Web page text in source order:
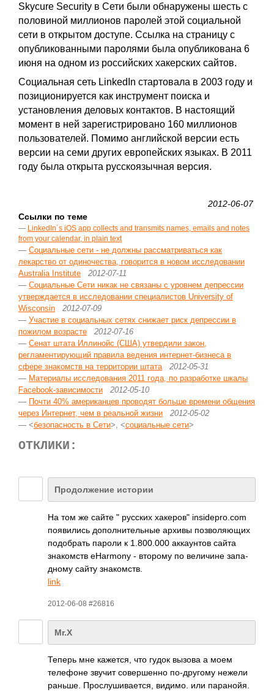
Skycure Security в Сети были обнаружены шесть с
половиной миллионов паролей этой социальной
сети в открытом доступе. Ссылка на страницу с
опубликованными паролями была опубликована 6
июня на одном из российских хакерских сайтов.
Социальная сеть LinkedIn стартовала в 2003 году и
позиционируется как инструмент поиска и
установления деловых контактов. В настоящий
момент в ней зарегистрировано 160 миллионов
пользователей. Помимо английской версии есть
версии на семи других европейских языках. В 2011
году была открыта русскоязычная версия.
2012-06-07
Ссылки по теме
—
LinkedIn´s iOS app collects and transmits names, emails and notes
from your calendar, in plain text
— Социальные сети - не должны рассматриваться как
лекарство от одиночества, говорится в новом исследовании
Australia Institute
2012-07-11
— Социальные Сети никак не связаны с уровнем депрессии
утверждается в исследовании специалистов University of
Wisconsin
2012-07-09
— Участие в социальных сетях снижает риск депрессии в
пожилом возрасте
2012-07-16
— Сенат штата Иллинойс (США) утвердили закон,
регламентирующий правила ведения интернет-бизнеса в
сфере знакомств на территории штата
2012-05-31
— Материалы исследования 2011 года, по разработке шкалы
Facebook-зависимости
2012-05-10
— Почти 40% американцев проводят больше времени общения
через Интернет, чем в реальной жизни
2012-05-02
— <безопасность в Сети>, <социальные сети>
ОТКЛИКИ:
Продолжение истории
На том же сайте " русских хакеров" insi­depr­o.com
появ­ились допо­лнит­ельные архивы позв­оляю­щих
подо­брать пароли к 1.80­0.000 акка­унтов сайта
знак­омств eHar­mony - второму по вели­чине запа­
дному сайту знак­омств.
link
2012-06-08 #26816
Mr.X
Теперь мне каже­тся, что гудок вызова а моем
теле­фоне звучит сове­ршенно по-д­ругому нежели
раньше. Прос­луши­вает­ся, видимо. или пара­нойя.